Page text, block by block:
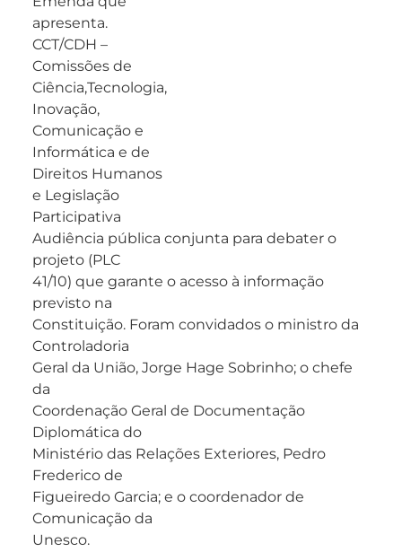
apresenta.
CCT/CDH –
Comissões de
Ciência,Tecnologia,
Inovação,
Comunicação e
Informática e de
Direitos Humanos
e Legislação
Participativa
Audiência pública conjunta para debater o
projeto (PLC
41/10) que garante o acesso à informação
previsto na
Constituição. Foram convidados o ministro da
Controladoria
Geral da União, Jorge Hage Sobrinho; o chefe
da
Coordenação Geral de Documentação
Diplomática do
Ministério das Relações Exteriores, Pedro
Frederico de
Figueiredo Garcia; e o coordenador de
Comunicação da
Unesco.